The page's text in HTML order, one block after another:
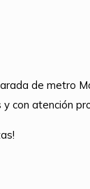
de metro
con atención